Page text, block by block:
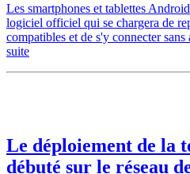
Les smartphones et tablettes
logiciel officiel qui se chargera de
compatibles et de s'y connecter
suite
Le déploiement de la
débuté sur le réseau